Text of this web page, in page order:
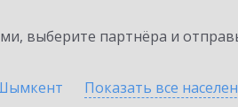
выберите партнёра и
Показать все